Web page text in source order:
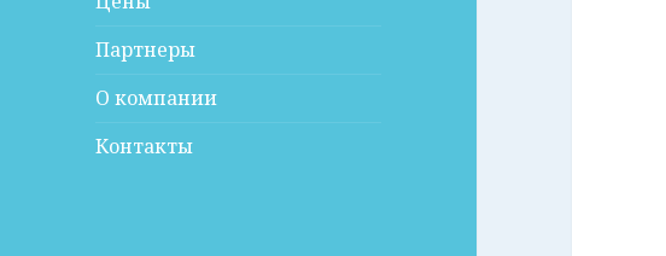
Партнеры
О компании
Контакты